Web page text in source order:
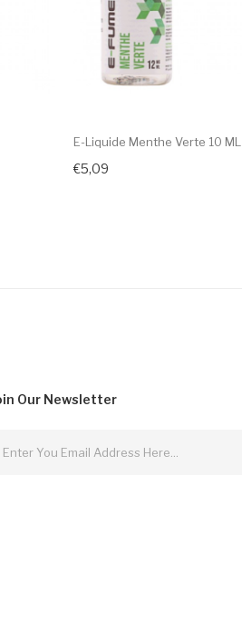
E-Liquide Menthe Verte 10 ML
€5,09
Our Newsletter